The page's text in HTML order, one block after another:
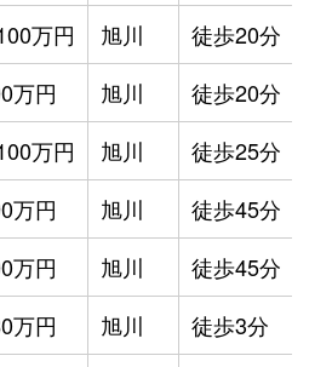
万円 旭川 徒歩20分
万円 旭川 徒歩20分
万円 旭川 徒歩25分
万円 旭川 徒歩45分
万円 旭川 徒歩45分
万円 旭川 徒歩3分